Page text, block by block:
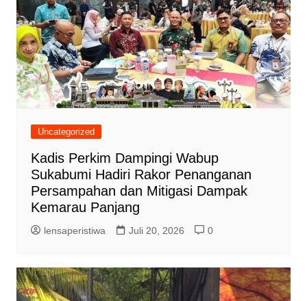
Uncategorized
Kadis Perkim Dampingi Wabup
Sukabumi Hadiri Rakor Penanganan
Persampahan dan Mitigasi Dampak
Kemarau Panjang
lensaperistiwa Juli 20, 2026 0